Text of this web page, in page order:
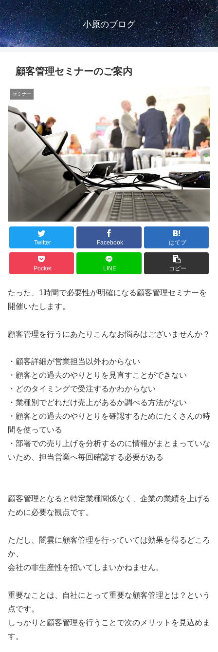
小原のブログ
顧客管理セミナーのご案内
セミナー
Twitter Facebook はてブ
Pocket LINE コピー
たった、1時間で必要性が明確になる顧客管理セミナーを
開催いたします。
顧客管理を行うにあたりこんなお悩みはございませんか？
・顧客詳細が営業担当以外わからない
・顧客との過去のやりとりを見直すことができない
・どのタイミングで受注するかわからない
・業種別でどれだけ売上があるか調べる方法がない
・顧客との過去のやりとりを確認するためにたくさんの時
間を使っている
・部署での売り上げを分析するのに情報がまとまっていな
いため、担当営業へ毎回確認する必要がある
顧客管理となると特定業種関係なく、企業の業績を上げる
ために必要な観点です。
ただし、闇雲に顧客管理を行っていては効果を得るどころ
か、
会社の非生産性を招いてしまいかねません。
重要なことは、自社にとって重要な顧客管理とは？という
点です。
しっかりと顧客管理を行うことで次のメリットを見込めま
す。